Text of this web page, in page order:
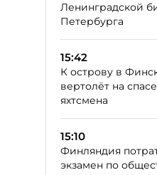
Ленинградской
Петербурга
15:42
К острову в
вертолёт на
яхтсмена
15:10
Финляндия
экзамен по